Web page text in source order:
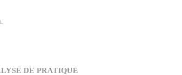
DE PRATIQUE